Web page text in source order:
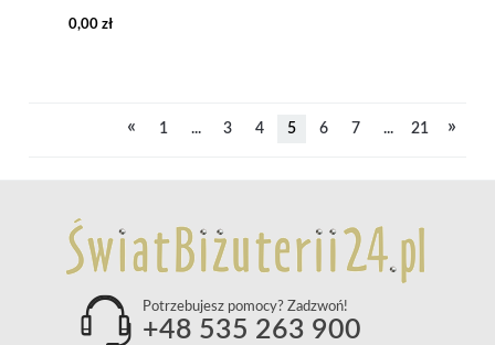
0,00 zł
« 1 ... 3 4 5 6 7 ... 21 »
Potrzebujesz pomocy? Zadzwoń!
+48 535 263 900